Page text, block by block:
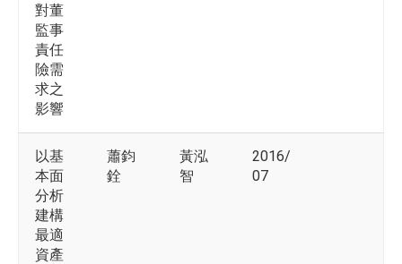
對董
監事
責任
險需
求之
影響
以基
本面
分析
建構
最適
資產
蕭鈞
銓
黃泓
智
2016/
07